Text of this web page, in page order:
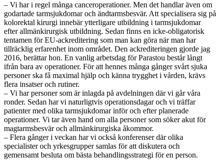
– Vi har i regel många canceroperationer. Men det handlar även om
godartade tarmsjukdomar och ändtarmsbesvär. Att specialisera sig på
kolorektal kirurgi innebär ytterligare utbildning i tarmsjukdomar
efter allmänkirurgisk utbildning. Sedan finns en icke-obligatorisk
tentamen för EU-ackreditering som man kan göra när man har
tillräcklig erfarenhet inom området. Den ackrediteringen gjorde jag
2016, berättar hon. En vanlig arbetsdag för Parastou består långt
ifrån bara av operationer. För att hennes många gånger svårt sjuka
personer ska få maximal hjälp och känna trygghet i vården, krävs
flera insatser och rutiner.
– Vi har personer som är inlagda på avdelningen där vi går våra
ronder. Sedan har vi naturligtvis operationsdagar och vi träffar
patienter med olika tarmsjukdomar inför och efter planerade
operationer. Vi tar även hand om alla personer som söker akut för
magtarmsbesvär och allmänkirurgiska åkommor.
– Flera gånger i veckan har vi också konferenser där olika
specialister och yrkesgrupper samlas för att diskutera och
gemensamt besluta om bästa behandlingsstrategi för en person.